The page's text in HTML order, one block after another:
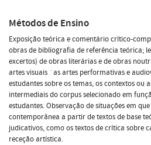
Métodos de Ensino
Exposição teórica e comentário crítico-
obras de bibliografia de referência teórica;
excertos) de obras literárias e de obras
artes visuais `as artes performativas e
estudantes sobre os temas, os contextos ou
intermediais do corpus selecionado em
estudantes. Observação de situações em
contemporânea a partir de textos de base
judicativos, como os textos de crítica sobre
receção artística.